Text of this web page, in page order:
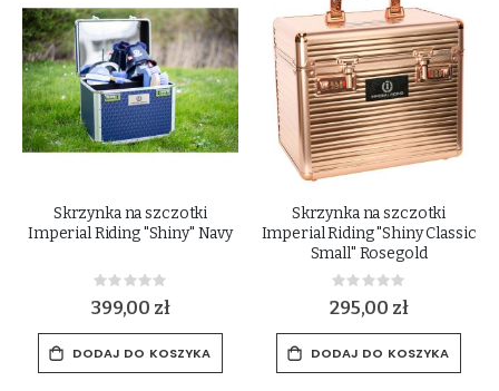
Skrzynka na szczotki
Imperial Riding "Shiny" Navy
Rating:
0%
399,00 zł
DODAJ DO KOSZYKA
Skrzynka na szczotki
Imperial Riding "Shiny Classic
Small" Rosegold
Rating:
0%
295,00 zł
DODAJ DO KOSZYKA